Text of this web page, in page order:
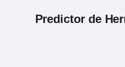
Predictor de